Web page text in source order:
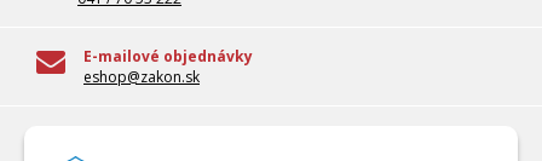
E-mailové objednávky
eshop@zakon.sk
Odborné informácie pre reálnu prax